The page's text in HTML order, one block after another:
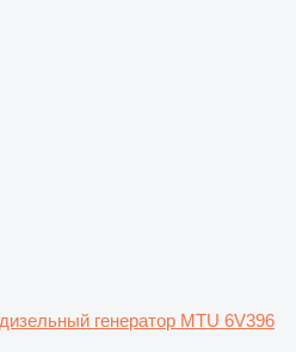
дизельный генератор MTU 6V396